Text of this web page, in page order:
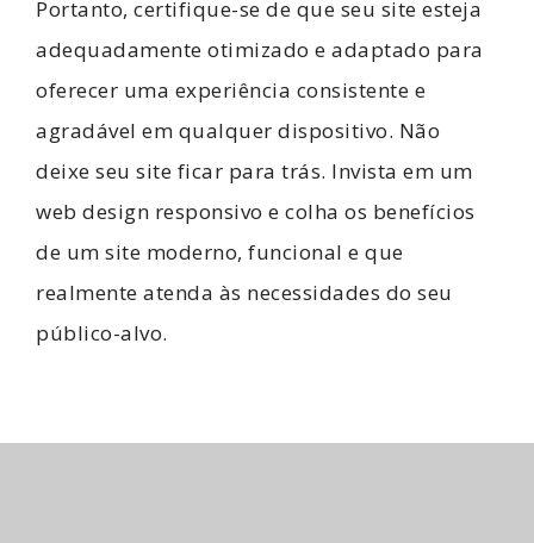
Portanto, certifique-se de que seu site esteja
adequadamente otimizado e adaptado para
oferecer uma experiência consistente e
agradável em qualquer dispositivo. Não
deixe seu site ficar para trás. Invista em um
web design responsivo e colha os benefícios
de um site moderno, funcional e que
realmente atenda às necessidades do seu
público-alvo.